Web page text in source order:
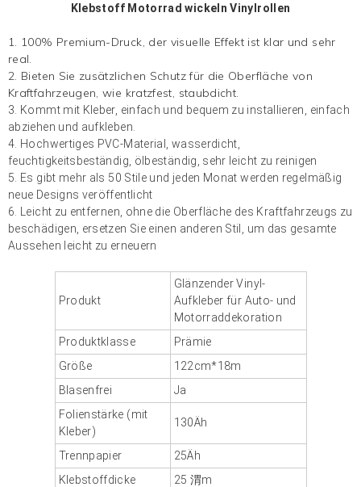
Klebstoff Motorrad wickelnVinylrollen
1. 100% Premium-Druck, der visuelle Effekt ist klar und sehr
real.
2. Bieten Sie zusätzlichen Schutz für die Oberfläche von
Kraftfahrzeugen, wie kratzfest, staubdicht.
3. Kommt mit Kleber, einfach und bequem zu installieren, einfach
abziehen und aufkleben.
4. Hochwertiges PVC-Material, wasserdicht,
feuchtigkeitsbeständig, ölbeständig, sehr leicht zu reinigen
5. Es gibt mehr als 50 Stile und jeden Monat werden regelmäßig
neue Designs veröffentlicht
6. Leicht zu entfernen, ohne die Oberfläche des Kraftfahrzeugs zu
beschädigen, ersetzen Sie einen anderen Stil, um das gesamte
Aussehen leicht zu erneuern
Produkt
Glänzender Vinyl-
Aufkleber für Auto- und
Motorraddekoration
Produktklasse
Prämie
Größe
122cm*18m
Blasenfrei
Ja
Folienstärke (mit
Kleber)
130Äh
Trennpapier
25Äh
Klebstoffdicke
25 渭m